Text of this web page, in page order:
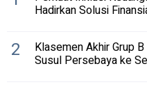
Hadirkan Solusi
2 Klasemen Akhir Grup
Susul Persebaya ke